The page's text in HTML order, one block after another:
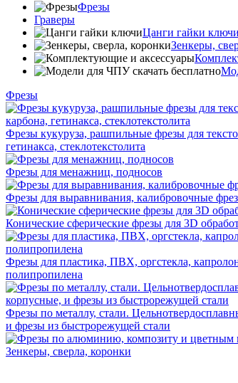
Фрезы
Граверы
Цанги гайки ключи
Зенкеры,
Фрезы
Фрезы кукуруза, рашпильные фрезы для
гетинакса, стеклотекстолита
Фрезы для менажниц, подносов
Фрезы для выравнивания, калибровочные
Конические сферические фрезы для 3D
Фрезы для пластика, ПВХ, оргстекла,
полипропилена
Фрезы по металлу, стали.
и фрезы из быстрорежущей стали
Зенкеры, сверла, коронки